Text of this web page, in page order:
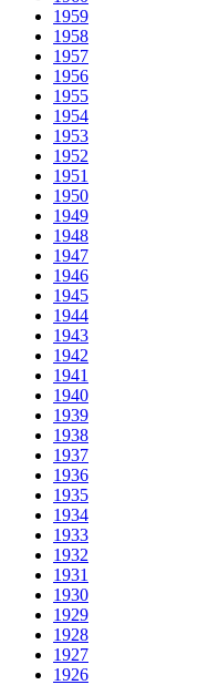
1959
1958
1957
1956
1955
1954
1953
1952
1951
1950
1949
1948
1947
1946
1945
1944
1943
1942
1941
1940
1939
1938
1937
1936
1935
1934
1933
1932
1931
1930
1929
1928
1927
1926